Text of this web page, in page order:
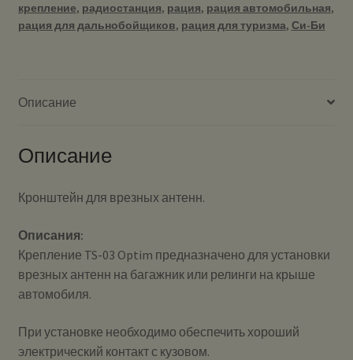
крепление, радиостанция, рация, рация автомобильная,
рация для дальнобойщиков, рация для туризма, Си-Би
Описание
Описание
Кронштейн для врезных антенн.
Описания:
Крепление TS-03 Optim предназначено для установки
врезных антенн на багажник или релинги на крыше
автомобиля.
При установке необходимо обеспечить хороший
электрический контакт с кузовом.